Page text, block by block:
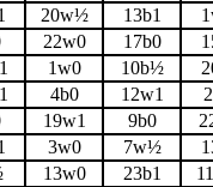
20w½ 13b1
22w0 17b0
1w0 10b½
4b0 12w1
19w1 9b0
3w0 7w½
13w0 23b1